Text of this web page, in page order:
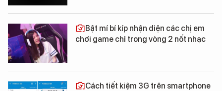
Bật mí bí kíp nhận diện các chị em
chơi game chỉ trong vòng 2 nốt nhạc
Cách tiết kiệm 3G trên smartphone